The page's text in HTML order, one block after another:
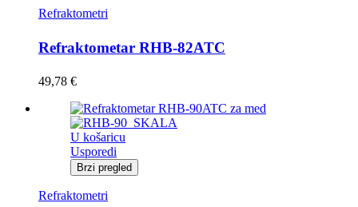
Refraktometri
Refraktometar RHB-82ATC
49,78 €
U košaricu
Usporedi
Brzi pregled
Refraktometri